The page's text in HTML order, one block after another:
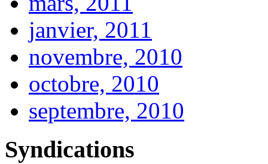
janvier, 2011
novembre, 2010
octobre, 2010
septembre, 2010
Syndications